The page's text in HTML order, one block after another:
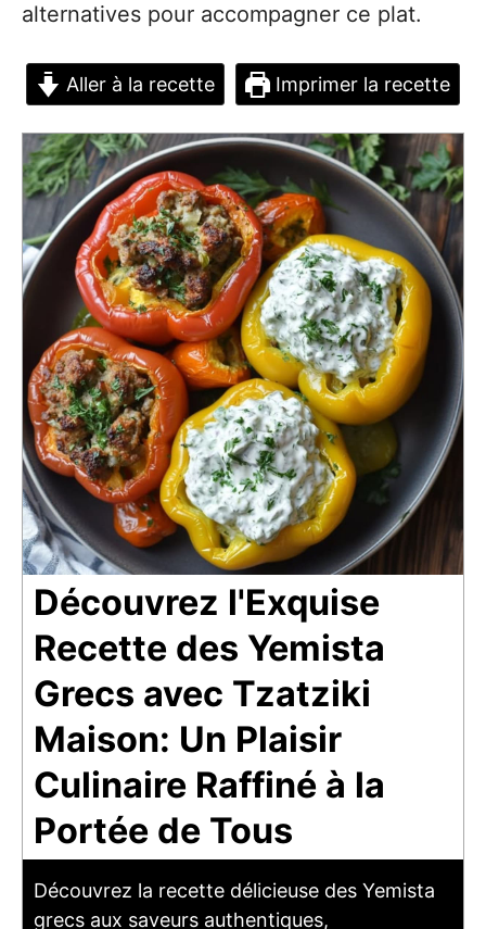
alternatives pour accompagner ce plat.
Aller à la recette Imprimer la recette
Découvrez l'Exquise
Recette des Yemista
Grecs avec Tzatziki
Maison: Un Plaisir
Culinaire Raffiné à la
Portée de Tous
Découvrez la recette délicieuse des Yemista
grecs aux saveurs authentiques,